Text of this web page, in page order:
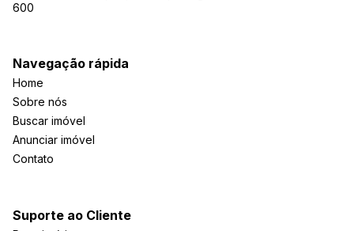
600
Navegação rápida
Home
Sobre nós
Buscar imóvel
Anunciar imóvel
Contato
Suporte ao Cliente